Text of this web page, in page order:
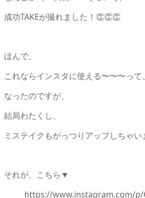
成功TAKEが撮れました！👏👏👏
ほんで、
これならインスタに使える〜〜〜って、
なったのですが、
結局わたくし、
ミステイクもがっつりアップしちゃい
それが、こちら▼
https://www.instagram.com/p/